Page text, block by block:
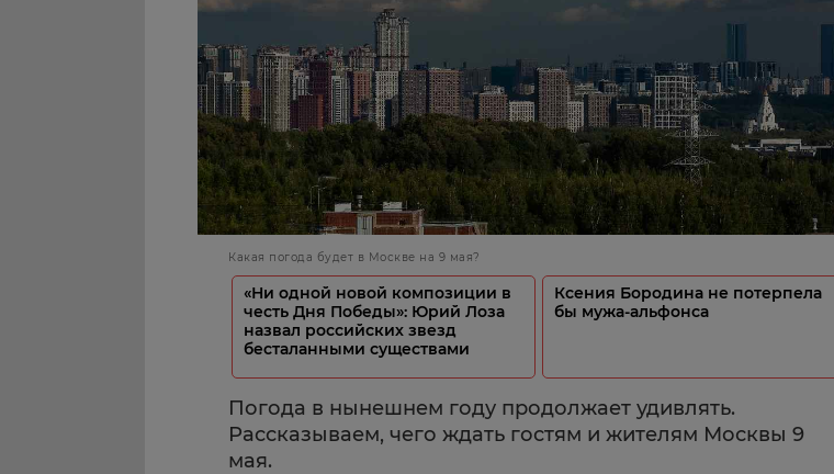
Какая погода будет в Москве на 9 мая?
«Ни одной новой композиции в
честь Дня Победы»: Юрий Лоза
назвал российских звезд
бесталанными существами
Ксения Бородина не потерпела
бы мужа-альфонса
Погода в нынешнем году продолжает удивлять.
Рассказываем, чего ждать гостям и жителям Москвы 9
мая.